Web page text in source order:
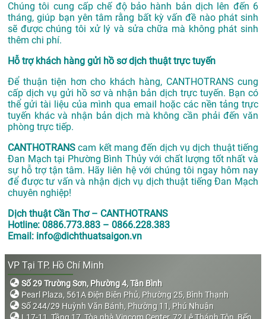
Chúng tôi cung cấp chế độ bảo hành bản dịch lên đến 6
tháng, giúp bạn yên tâm rằng bất kỳ vấn đề nào phát sinh
sẽ được chúng tôi xử lý và sửa chữa mà không phát sinh
thêm chi phí.
Hỗ trợ khách hàng gửi hồ sơ dịch thuật trực tuyến
Để thuận tiện hơn cho khách hàng, CANTHOTRANS cung
cấp dịch vụ gửi hồ sơ và nhận bản dịch trực tuyến. Bạn có
thể gửi tài liệu của mình qua email hoặc các nền tảng trực
tuyến khác và nhận bản dịch mà không cần phải đến văn
phòng trực tiếp.
CANTHOTRANS cam kết mang đến dịch vụ dịch thuật tiếng
Đan Mạch tại Phường Bình Thủy với chất lượng tốt nhất và
sự hỗ trợ tận tâm. Hãy liên hệ với chúng tôi ngay hôm nay
để được tư vấn và nhận dịch vụ dịch thuật tiếng Đan Mạch
chuyên nghiệp!
Dịch thuật Cần Thơ – CANTHOTRANS
Hotline: 0886.773.883 – 0866.228.383
Email: info@dichthuatsaigon.vn
VP Tại TP. Hồ Chí Minh
Số 29 Trường Sơn, Phường 4, Tân Bình
Pearl Plaza, 561A Điện Biên Phủ, Phường 25, Bình Thạnh
Số 244/29 Huỳnh Văn Bánh, Phường 11, Phú Nhuận